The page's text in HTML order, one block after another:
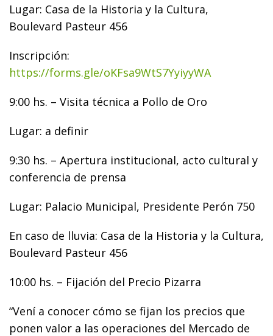
Lugar: Casa de la Historia y la Cultura,
Boulevard Pasteur 456
Inscripción:
https://forms.gle/oKFsa9WtS7YyiyyWA
9:00 hs. – Visita técnica a Pollo de Oro
Lugar: a definir
9:30 hs. – Apertura institucional, acto cultural y
conferencia de prensa
Lugar: Palacio Municipal, Presidente Perón 750
En caso de lluvia: Casa de la Historia y la Cultura,
Boulevard Pasteur 456
10:00 hs. – Fijación del Precio Pizarra
“Vení a conocer cómo se fijan los precios que
ponen valor a las operaciones del Mercado de